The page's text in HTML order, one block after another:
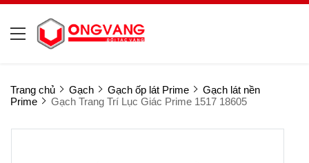
Trang chủ Gạch Gạch ốp lát Prime
Gạch lát nền
Prime
Gạch Trang Trí Lục Giác Prime 1517 18605